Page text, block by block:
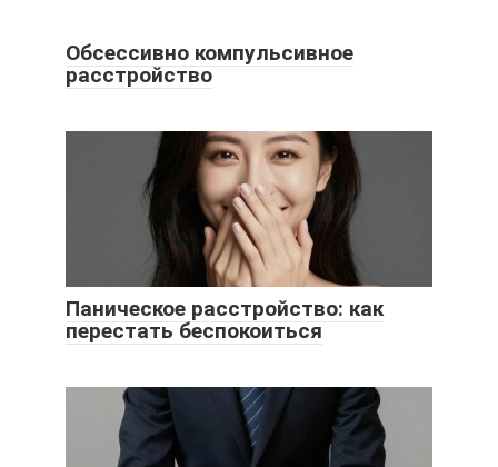
Обсессивно компульсивное
расстройство
Паническое расстройство: как
перестать беспокоиться